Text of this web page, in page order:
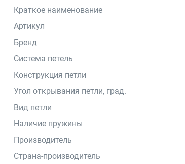
Краткое наименование
Артикул
Бренд
Система петель
Конструкция петли
Угол открывания петли, град.
Вид петли
Наличие пружины
Производитель
Страна-производитель